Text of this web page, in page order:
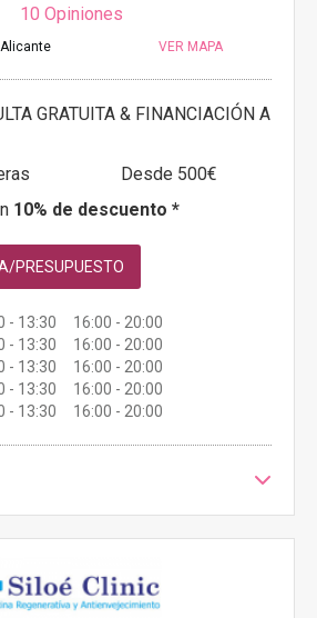
10 Opiniones
VER MAPA
GRATUITA & FINANCIACIÓN A
Desde 500€
10% de descuento *
PRESUPUESTO
- 13:30 16:00 - 20:00
- 13:30 16:00 - 20:00
- 13:30 16:00 - 20:00
- 13:30 16:00 - 20:00
- 13:30 16:00 - 20:00